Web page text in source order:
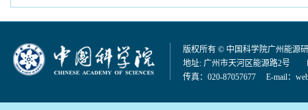
版权所有 © 中国科学院广州能源
地址: 广州市天河区能源路2号
传真：020-87057677 E-mail：